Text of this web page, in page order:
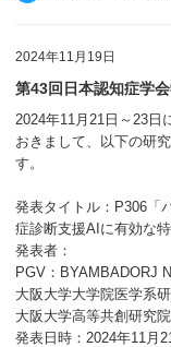
2024年11月19日
第43回日本認知症学
2024年11月21日～23日
おきまして、以下の研
す。
発表タイトル：P306「
症診断支援AIに有効な特
発表者：
PGV： BYAMBADORJ
大阪大学大学院医学系
大阪大学高等共創研究
発表日時：2024年11月